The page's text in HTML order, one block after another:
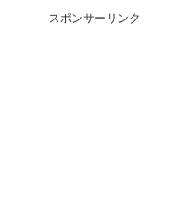
スポンサーリンク